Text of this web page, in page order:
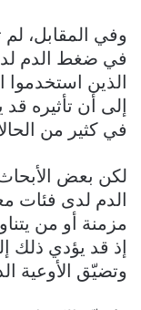
وفي المقابل،
في ضغط الدم لدى
الذين استخدموا
إلى أن تأثيره
في كثير من
لكن بعض
الدم لدى فئات
مزمنة أو من
إذ قد يؤدي ذلك
وتضيّق الأوعية